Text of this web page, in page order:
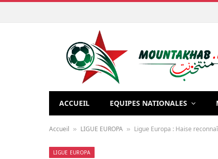
ACCUEIL EQUIPES NATIONALES
Accueil » LIGUE EUROPA » Ligue Europa : Haise
LIGUE EUROPA